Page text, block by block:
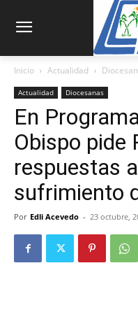
Inicio Actualidad
Actualidad Diocesanas
En
Obispo pide
respuestas
sufrimiento
Por Edli Acevedo - 23 octubre,